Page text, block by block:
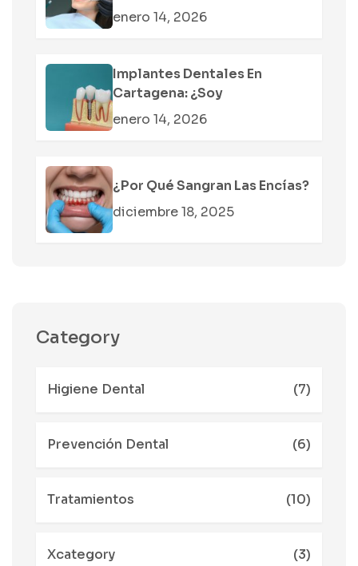
enero 14, 2026
Implantes Dentales En
Cartagena: ¿soy
enero 14, 2026
¿Por Qué Sangran Las Encías?
diciembre 18, 2025
Category
Higiene Dental (7)
Prevención Dental (6)
Tratamientos (10)
Xcategory (3)